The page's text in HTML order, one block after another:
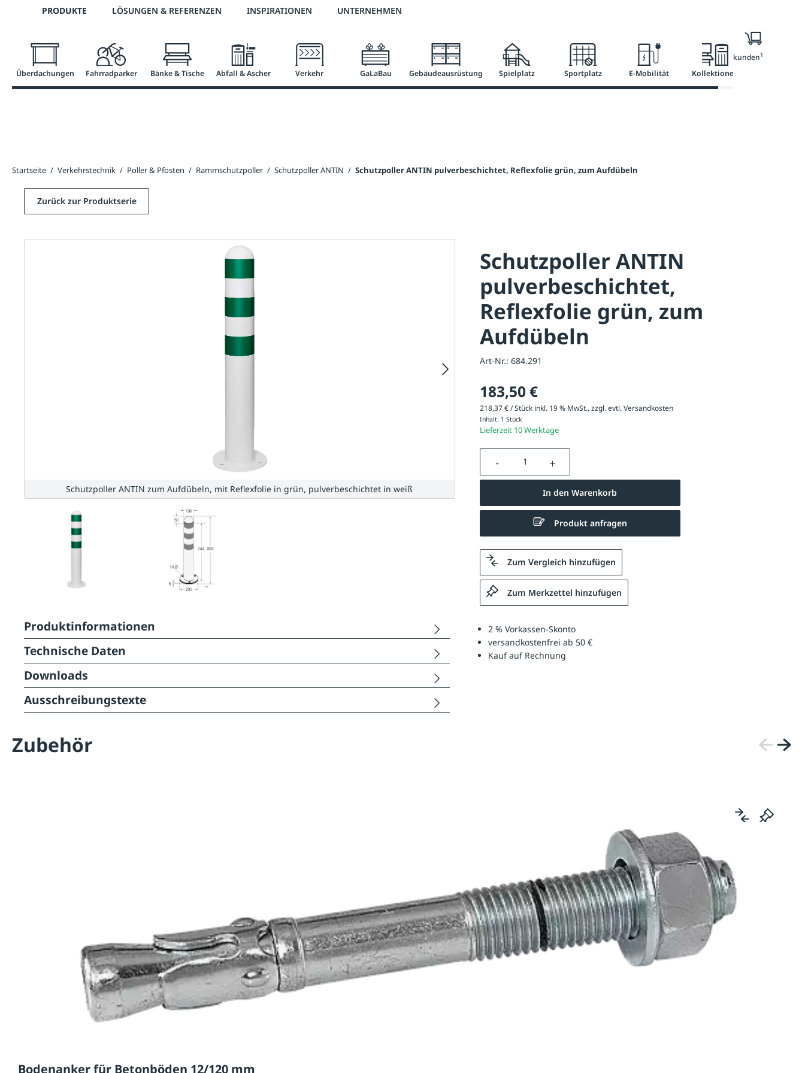
Zur Hauptnavigation springen
Telefon: 0800 / 100 49 02 2 % Vorkassen-Skonto versandkostenfrei ab 50 €
PRODUKTE LÖSUNGEN & REFERENZEN INSPIRATIONEN UNTERNEHMEN
Überdachungen Fahrradparker Bänke & Tische Abfall & Ascher Verkehr GaLaBau Gebäudeausrüstung Spielplatz Sportplatz E-Mobilität Kollektionen
Nur für Geschäftskunden1
Startseite / Verkehrstechnik / Poller & Pfosten / Rammschutzpoller / Schutzpoller ANTIN / Schutzpoller ANTIN pulverbeschichtet, Reflexfolie grün, zum Aufdübeln
Schutzpoller ANTIN
pulverbeschichtet,
Reflexfolie grün, zum
Aufdübeln
Art-Nr.: 684.291
183,50 €
218,37 € / Stück inkl. 19 % MwSt., zzgl. evtl.Versandkosten
Inhalt: 1 Stück
Lieferzeit 10 Werktage
Produkt Anzahl: Gib den gewünschten Wert ein oder
In den Warenkorb
Produkt anfragen
Zum Vergleich hinzufügen
Zum Merkzettel hinzufügen
2 % Vorkassen-Skonto
versandkostenfrei ab 50 €
Kauf auf Rechnung
Zurück zur Produktserie
Schutzpoller ANTIN zum Aufdübeln, mit Reflexfolie in grün, pulverbeschichtet in weiß
Produktinformationen
Technische Daten
Downloads
Ausschreibungstexte
Zubehör
Bodenanker für Betonböden 12/120 mm